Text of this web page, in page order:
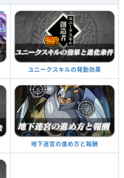
ユニークスキルの発動効果
地下迷宮の進め方と報酬